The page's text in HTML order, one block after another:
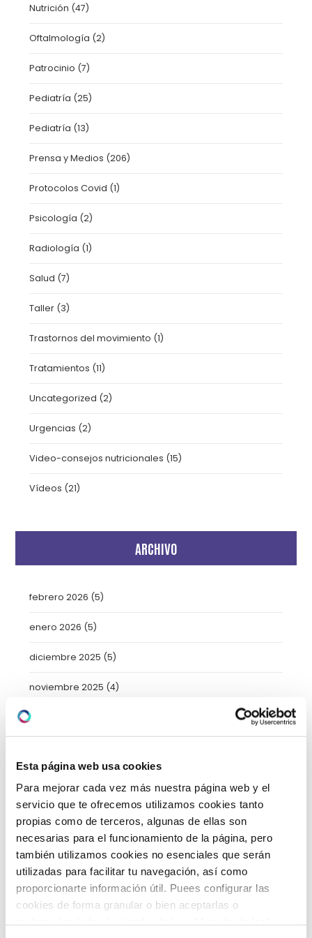
Esta página web usa cookies
Para mejorar cada vez más nuestra página web y el
servicio que te ofrecemos utilizamos cookies tanto
propias como de terceros, algunas de ellas son
necesarias para el funcionamiento de la página, pero
también utilizamos cookies no esenciales que serán
utilizadas para facilitar tu navegación, así como
proporcionarte información útil. Puees configurar las
cookies de forma granular o bien aceptarlas o
Nutrición (47)
Oftalmología (2)
Patrocinio (7)
Pediatría (25)
Pediatría (13)
Prensa y Medios (206)
Protocolos Covid (1)
Psicología (2)
Radiología (1)
Salud (7)
Taller (3)
Trastornos del movimiento (1)
Tratamientos (11)
Uncategorized (2)
Urgencias (2)
Video-consejos nutricionales (15)
Vídeos (21)
ARCHIVO
febrero 2026 (5)
enero 2026 (5)
diciembre 2025 (5)
noviembre 2025 (4)
octubre 2025
julio 2025(7)
junio 2025(6)
mayo 2025(6)
abril 2025
marzo 2025(8)